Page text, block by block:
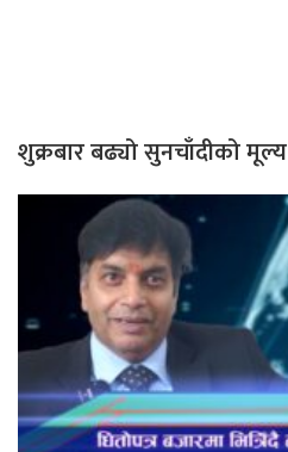
शुक्रबार बढ्यो सुनचाँदीको मूल्य